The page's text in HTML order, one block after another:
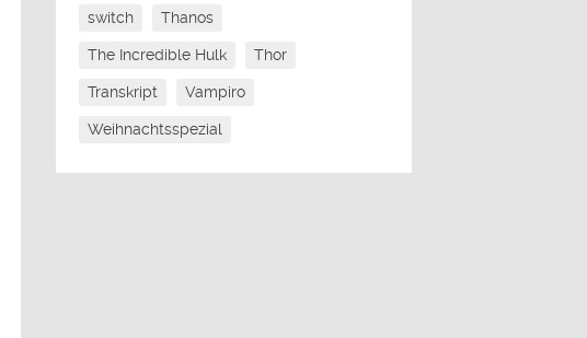
switch Thanos
The Incredible Hulk Thor
Transkript Vampiro
Weihnachtsspezial